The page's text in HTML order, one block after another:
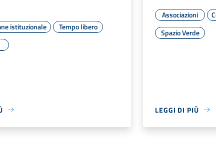
istituzionale
Tempo libero
Associazioni
Spazio Verde
LEGGI DI PIÙ